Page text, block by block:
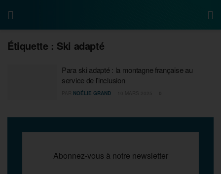
Étiquette : Ski adapté
Para ski adapté : la montagne française au
service de l’inclusion
NOÉLIE GRAND
Abonnez-vous à notre newsletter